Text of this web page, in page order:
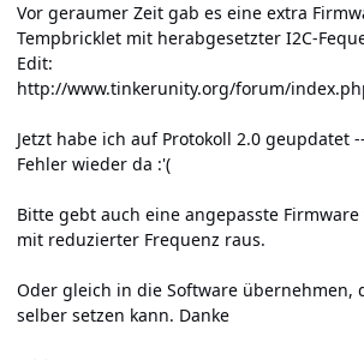
Vor geraumer Zeit gab es eine extra
Tempbricklet mit herabgesetzter I2C-
Edit:
http://www.tinkerunity.org/forum/
Jetzt habe ich auf Protokoll 2.0 geupdatet
Fehler wieder da :'(
Bitte gebt auch eine angepasste
mit reduzierter Frequenz raus.
Oder gleich in die Software übernehmen,
selber setzen kann. Danke